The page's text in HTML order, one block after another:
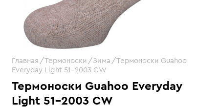
Термоноски Guahoo Everyday
Light 51-2003 CW
Главная Термоноски Зима
Термоноски Guahoo
Everyday Light 51-2003 CW